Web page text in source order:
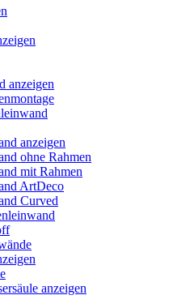
anzeigen
anzeigen
ohne Rahmen
mit Rahmen
ArtDeco
Curved
anzeigen